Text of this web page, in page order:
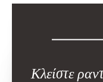
Κλείστε